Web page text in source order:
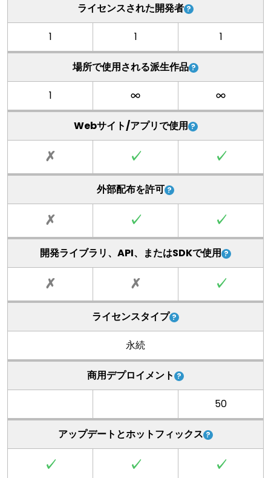
ライセンスされた開発者
1 1 1
場所で使用される派生作品
1
Webサイト/アプリで使用
✗ ✓ ✓
外部配布を許可
✗ ✓ ✓
開発ライブラリ、API、またはSDKで使用
✗ ✗ ✓
ライセンスタイプ
永続
商用デプロイメント
50
アップデートとホットフィックス
✓ ✓ ✓